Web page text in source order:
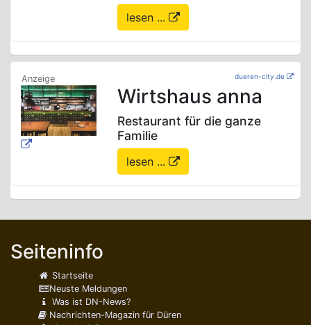
lesen ...
dueren-city.de
Wirtshaus anna
Restaurant für die ganze
Familie
lesen ...
Seiteninfo
Startseite
Neuste Meldungen
Was ist DN-News?
Nachrichten-Magazin für Düren